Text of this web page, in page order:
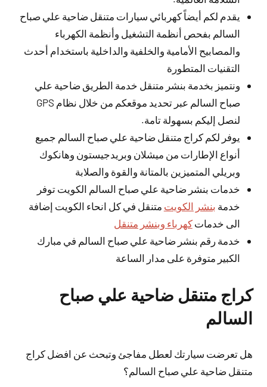
يقدم لكم أيضاً كهربائي سيارات متنقل ضاحية علي صباح
السالم بفحص أنظمة التشغيل وأنظمة الكهرباء
والمصابيح الأمامية والخلفية والداخلية باستخدام أحدث
التقنيات المتطورة
ونتميز بخدمة بنشر متنقل خدمة الطريق ضاحية علي
صباح السالم عبر تحديد موقعكم من خلال نظام GPS
لنصل إليكم بسهولة تامة.
يوفر لكم كراج متنقل ضاحية علي صباح السالم جميع
أنواع الإطارات من ميشلان وبريدجيستون وهانكوك
وبريلي المتميزين بالمتانة والقوة والصلابة
خدمات بنشر ضاحية علي صباح السالم الكويت توفر
خدمة بنشر الكويت متنقل في كل انحاء الكويت إضافة
الى خدماتكهرباء وبنشر متنقل
خدمة رقم بنشر ضاحية علي صباح السالم في مبارك
الكبير متوفرة على مدار الساعة
كراج متنقل ضاحية علي صباح
السالم
هل تعرضت سيارتك لعطل مفاجئ وتبحث عن افضل كراج
متنقل ضاحية علي صباح السالم؟